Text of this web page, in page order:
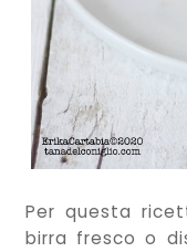
Per questa
birra fresco o